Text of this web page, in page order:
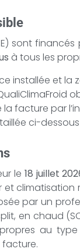
sont
à tous les
installée et
facture par
ci-dessous
le 18 juillet
et
par un
en chaud
au
facture.